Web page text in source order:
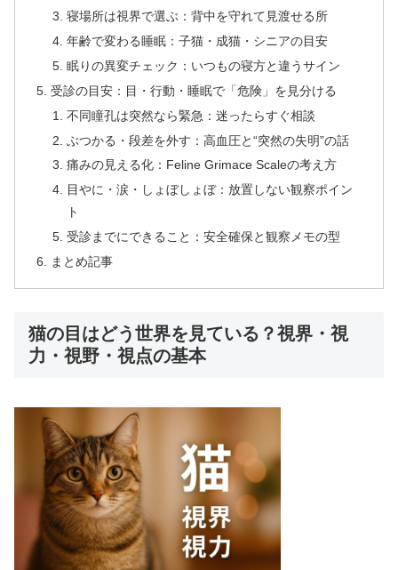
寝場所は視界で選ぶ：背中を守れて見渡せる所
年齢で変わる睡眠：子猫・成猫・シニアの目安
眠りの異変チェック：いつもの寝方と違うサイン
受診の目安：目・行動・睡眠で「危険」を見分ける
不同瞳孔は突然なら緊急：迷ったらすぐ相談
ぶつかる・段差を外す：高血圧と“突然の失明”の話
痛みの見える化：Feline Grimace Scaleの考え方
目やに・涙・しょぼしょぼ：放置しない観察ポイン
ト
受診までにできること：安全確保と観察メモの型
まとめ記事
猫の目はどう世界を見ている？視界・視
力・視野・視点の基本